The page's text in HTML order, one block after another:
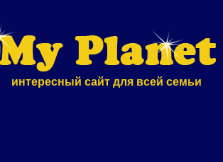
интересный сайт для всей семьи